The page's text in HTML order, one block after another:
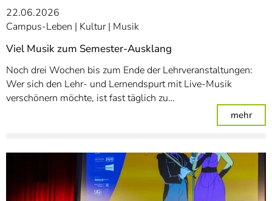
22.06.2026
Campus-Leben
Kultur Musik
Viel Musik zum Semester-Ausklang
Noch drei Wochen bis zum Ende der Lehrveranstaltungen:
Wer sich den Lehr- und Lernendspurt mit Live-Musik
verschönern möchte, ist fast täglich zu…
mehr: